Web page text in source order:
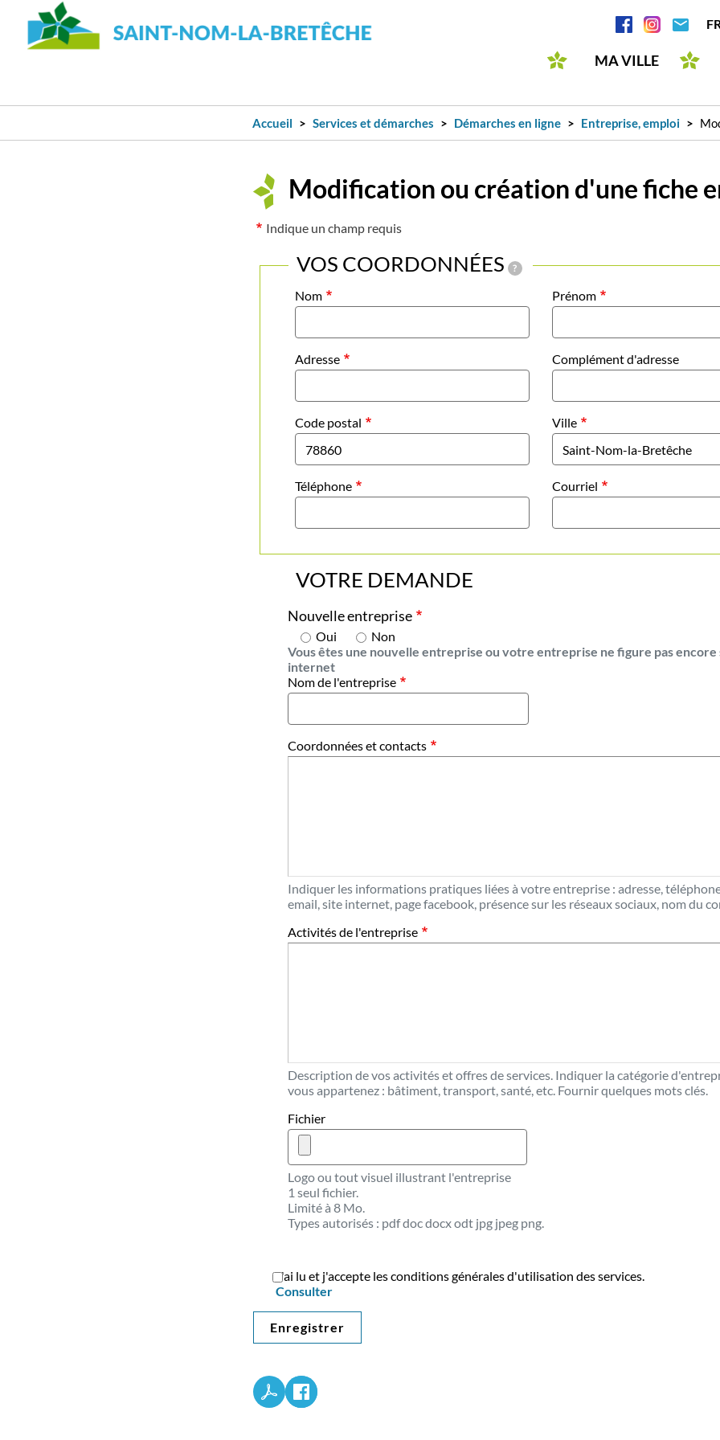
contenu
principal
Réseaux
sociaux
MA VILLE
Accueil Services et démarches Démarches en ligne Entreprise, emploi
Modification ou création d'une fiche
Indique un champ requis
VOS COORDONNÉES ?
Nom Prénom
Adresse Complément d'adresse
Code postal Ville
Téléphone Courriel
VOTRE DEMANDE
Nouvelle entreprise
Oui
Non
Vous êtes une nouvelle entreprise ou votre entreprise ne figure pas encore
internet
Nom de l'entreprise
Coordonnées et contacts
Indiquer les informations pratiques liées à votre entreprise : adresse,
email, site internet, page facebook, présence sur les réseaux sociaux, nom du
Activités de l'entreprise
Description de vos activités et offres de services. Indiquer la catégorie
vous appartenez : bâtiment, transport, santé, etc. Fournir quelques mots clés.
Fichier
Logo ou tout visuel illustrant l'entreprise
1 seul fichier.
Limité à 8 Mo.
Types autorisés : pdf doc docx odt jpg jpeg png.
J'ai lu et j'accepte les conditions générales d'utilisation des services.
Consulter
Enregistrer